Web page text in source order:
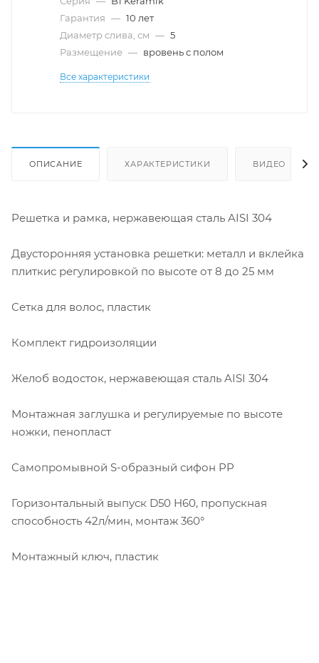
Гарантия — 10 лет
Диаметр слива, см — 5
Размещение — вровень с полом
Все характеристики
ОПИСАНИЕ ХАРАКТЕРИСТИКИ ВИДЕО
Решетка и рамка, нержавеющая сталь AISI 304
Двусторонняя установка решетки: металл и вклейка
плиткис регулировкой по высоте от 8 до 25 мм
Сетка для волос, пластик
Комплект гидроизоляции
Желоб водосток, нержавеющая сталь AISI 304
Монтажная заглушка и регулируемые по высоте
ножки, пенопласт
Самопромывной S-образный сифон PP
Горизонтальный выпуск D50 H60, пропускная
способность 42л/мин, монтаж 360°
Монтажный ключ, пластик